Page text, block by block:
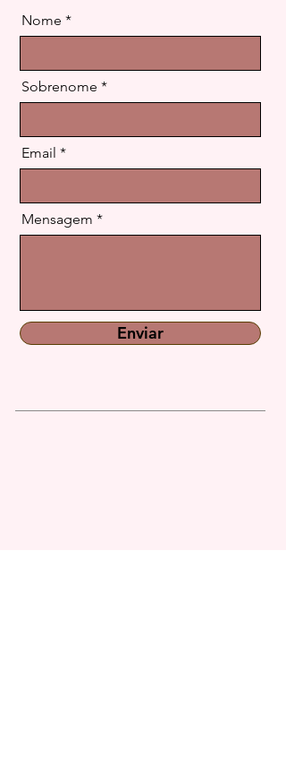
Nome
Sobrenome
Email
Mensagem
Enviar